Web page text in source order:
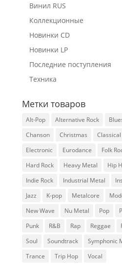
Винил RUS
Коллекционные
Новинки CD
Новинки LP
Последние поступления
Техника
Метки товаров
Alt-Pop Alternative Rock
Chanson
Christmas Classical
Electronic
Eurodance Folk
Hard Rock
Heavy Metal Hip
Indie Rock
Industrial Metal
Jazz
K-pop Metalcore
New Wave
Nu Metal Pop
Punk
R&B Rap Reggae
Soul
Soundtrack Symphonic
Trance
Trip Hop Vocal